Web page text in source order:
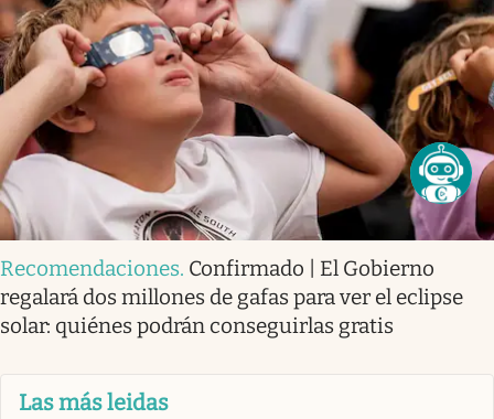
Recomendaciones. Confirmado | El Gobierno
regalará dos millones de gafas para ver el eclipse
solar: quiénes podrán conseguirlas gratis
Las más leidas